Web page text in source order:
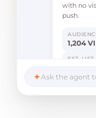
with no
push.
1,204
EST. LIFT
Ask the agent